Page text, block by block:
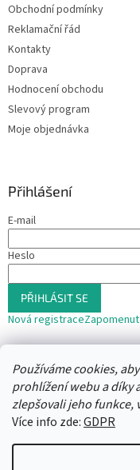
Používáme cookies,
prohlížení webu a díky
zlepšovali jeho funkce,
Více info zde:GDPR
Obchodní podmínky
Reklamační řád
Kontakty
Doprava
Hodnocení obchodu
Slevový program
Moje objednávka
Přihlášení
E-mail
Heslo
PŘIHLÁSIT SE
Nová registrace